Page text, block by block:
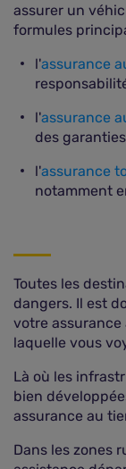
assurer un
formules
l'assurance
l'assurance
des
l'assurance
notamment
Toutes les
dangers. Il est
votre
laquelle vous
Là où les
bien
assurance au
Dans les zones